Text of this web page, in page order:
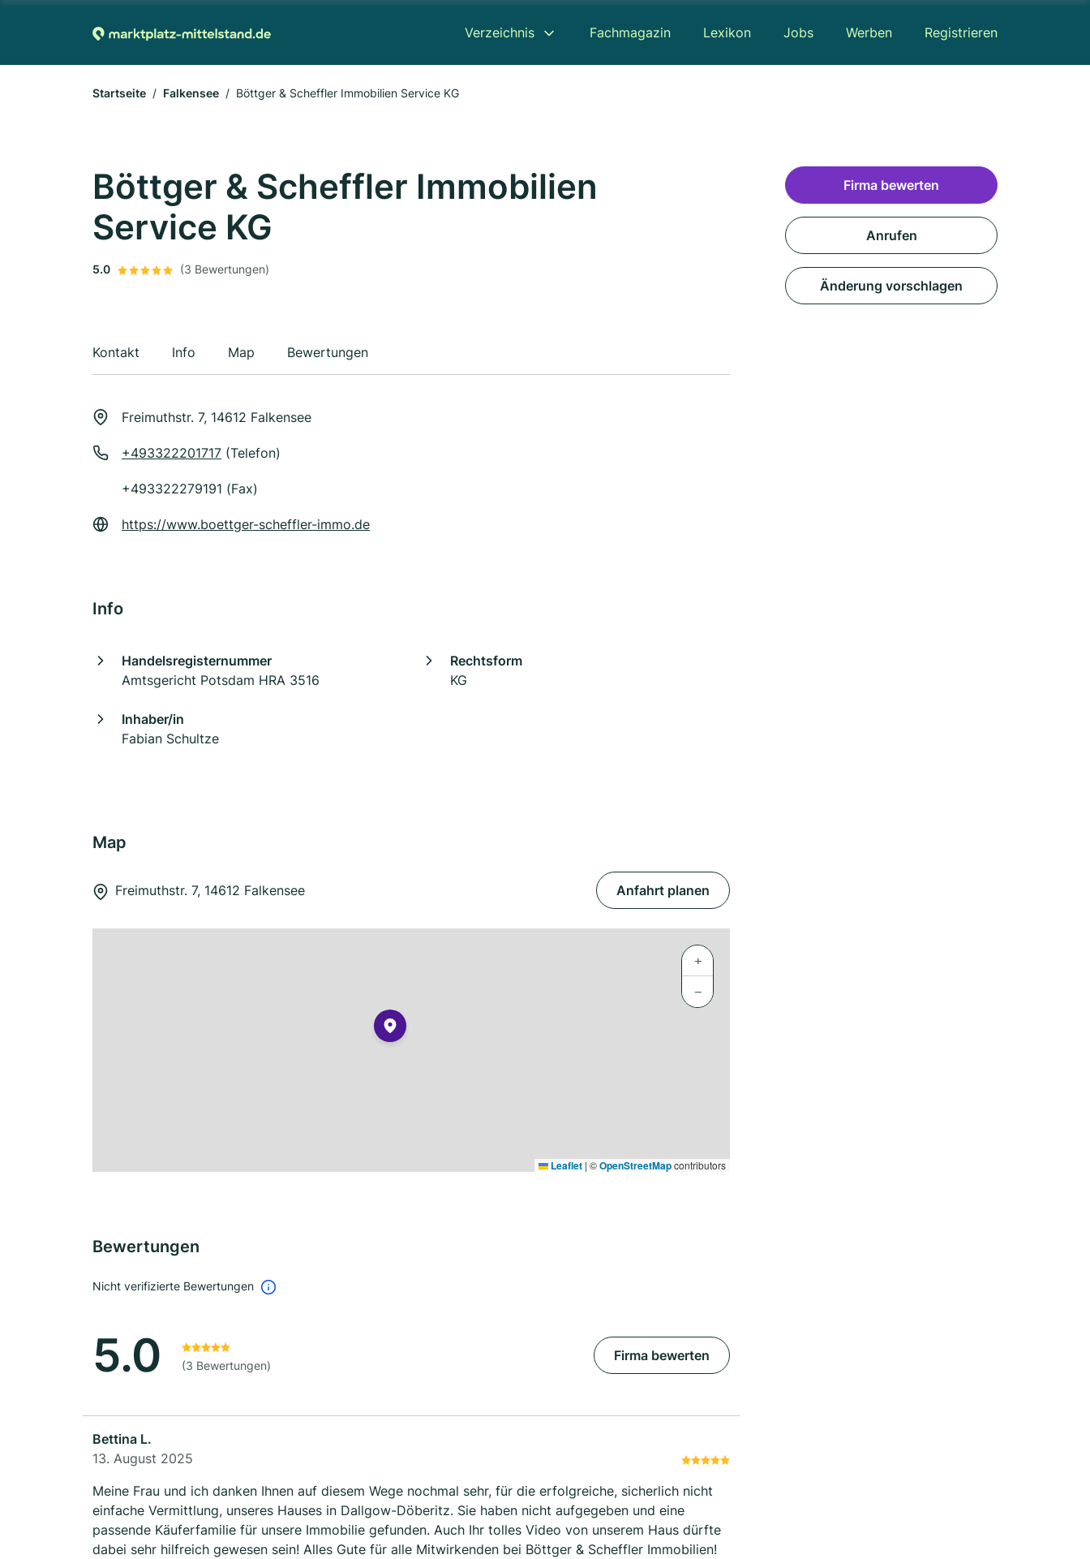
Verzeichnis Fachmagazin Lexikon Jobs Werben Registrieren
Startseite Falkensee Böttger & Scheffler Immobilien Service KG
Böttger & Scheffler Immobilien
Service KG
5.0 (3 Bewertungen)
Kontakt Info Map Bewertungen
Freimuthstr. 7, 14612 Falkensee
+493322201717 (Telefon)
+493322279191 (Fax)
https://www.boettger-scheffler-immo.de
Info
Handelsregisternummer
Amtsgericht Potsdam HRA 3516
Rechtsform
KG
Inhaber/in
Fabian Schultze
Map
Freimuthstr. 7, 14612 Falkensee Anfahrt planen
+
−
Leaflet | ©OpenStreetMapcontributors
Bewertungen
Nicht verifizierte Bewertungen
5.0 (3 Bewertungen)
Firma bewerten
Bettina L.
13. August 2025
Meine Frau und ich danken Ihnen auf diesem Wege nochmal sehr, für die erfolgreiche, sicherlich nicht
einfache Vermittlung, unseres Hauses in Dallgow-Döberitz. Sie haben nicht aufgegeben und eine
passende Käuferfamilie für unsere Immobilie gefunden. Auch Ihr tolles Video von unserem Haus dürfte
dabei sehr hilfreich gewesen sein! Alles Gute für alle Mitwirkenden bei Böttger & Scheffler Immobilien!
Firma bewerten
Anrufen
Änderung vorschlagen